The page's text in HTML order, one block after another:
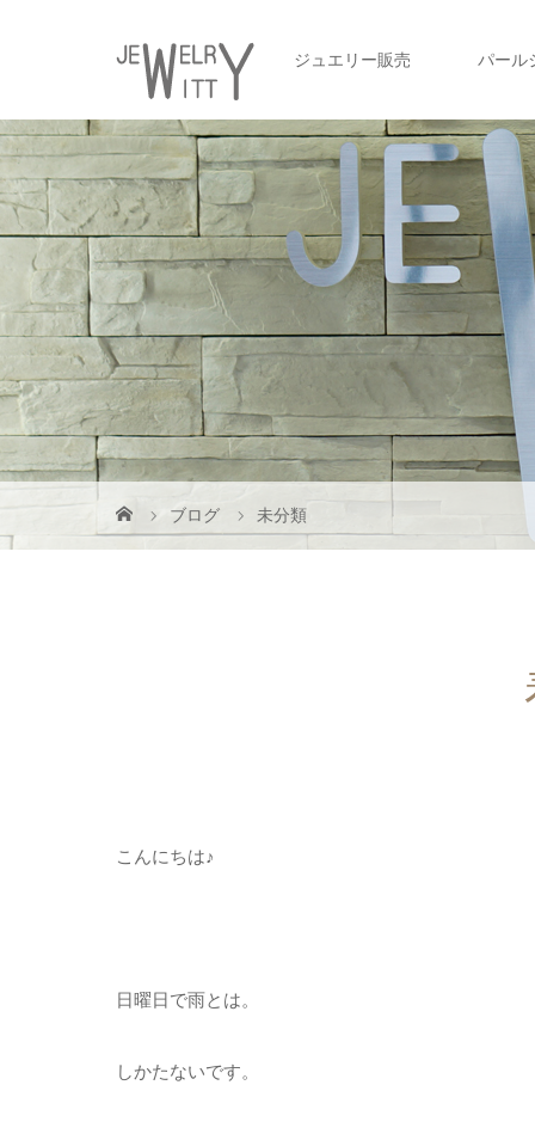
ジュエリー販売 パール
ブログ 未分類
こんにちは♪
日曜日で雨とは。
しかたないです。